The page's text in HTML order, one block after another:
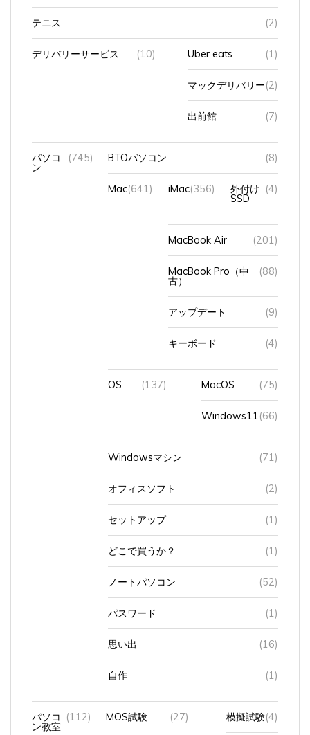
テニス (2)
デリバリーサービス (10) Uber eats (1)
マックデリバリー (2)
出前館 (7)
パソコ
ン
(745) BTOパソコン (8)
Mac (641) iMac (356) 外付け
SSD
(4)
MacBook Air (201)
MacBook Pro（中
古）
(88)
アップデート (9)
キーボード (4)
OS (137) MacOS (75)
Windows11 (66)
Windowsマシン (71)
オフィスソフト (2)
セットアップ (1)
どこで買うか？ (1)
ノートパソコン (52)
パスワード (1)
思い出 (16)
自作 (1)
パソコ
ン教室
(112) MOS試験 (27) 模擬試験 (4)